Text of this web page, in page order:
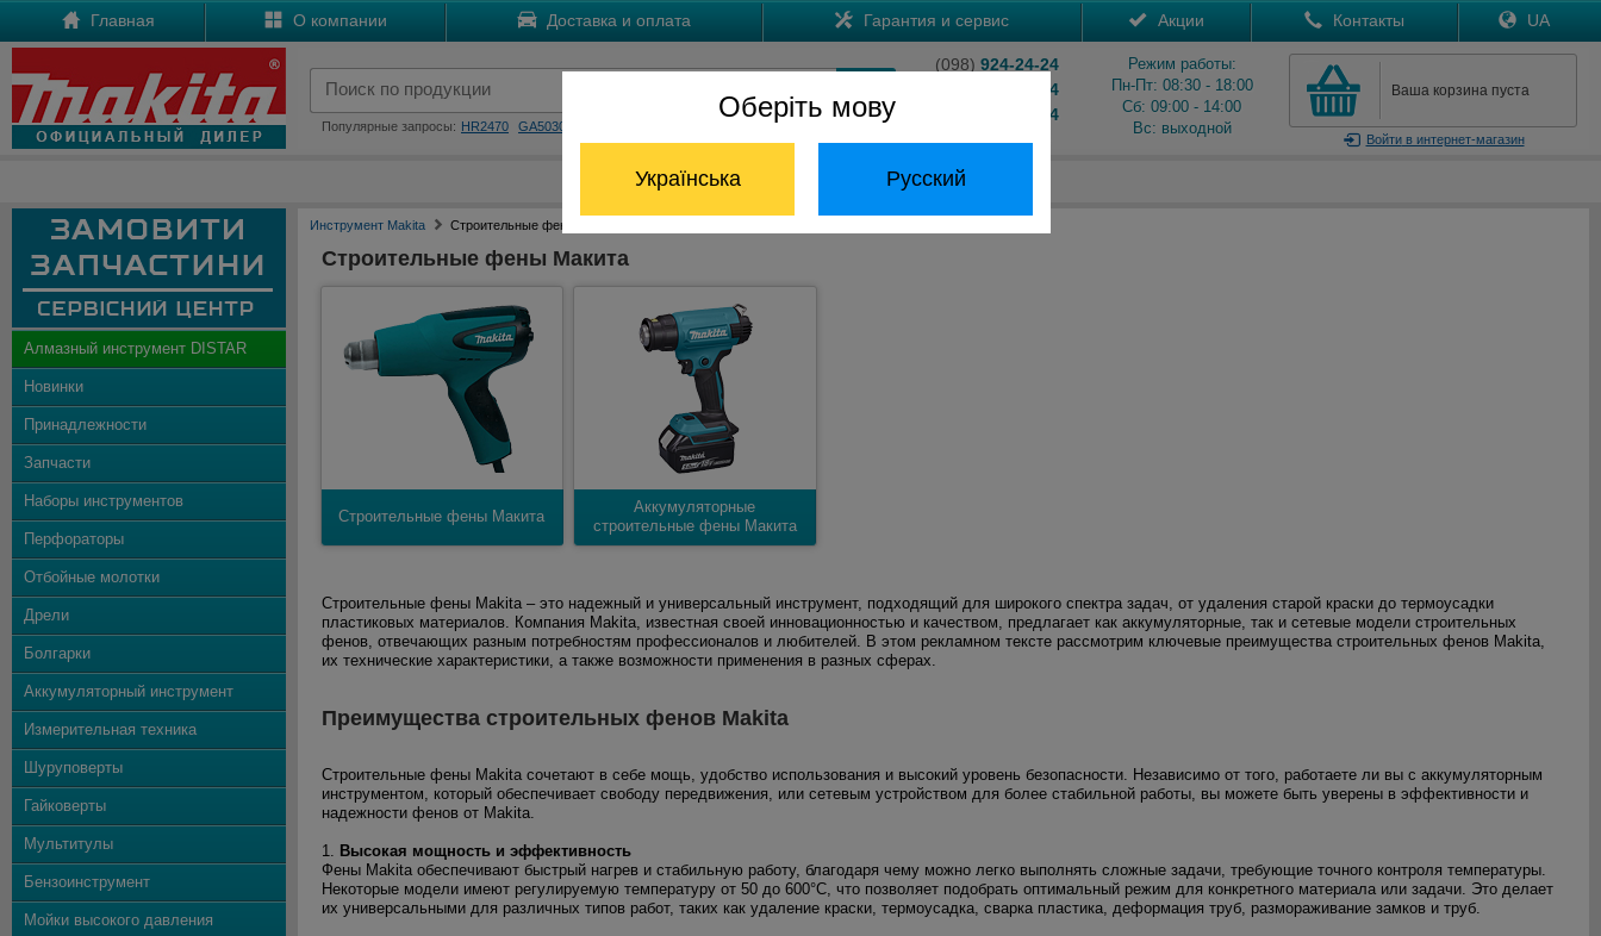
Оберіть мову
Українська Русский
Главная О компании Доставка и оплата Гарантия и сервис Акции Контакты UA
Популярные запросы: HR2470 GA5030
(098) 924-24-24
204-24-24
824-24-24
Режим работы:
Пн-Пт: 08:30 - 18:00
Сб: 09:00 - 14:00
Вс: выходной
Ваша корзина пуста
Войтив интернет-магазин
Отдел запчастей: (068) 824-24-24
Алмазный инструмент DISTAR
Новинки
Принадлежности
Запчасти
Наборы инструментов
Перфораторы
Отбойные молотки
Дрели
Болгарки
Аккумуляторный инструмент
Измерительная техника
Шуруповерты
Гайковерты
Мультитулы
Бензоинструмент
Мойки высокого давления
Инструмент Makita Строительные фены Макита
Строительные фены Макита
Строительные фены Макита
Аккумуляторные
строительные фены Макита
Строительные фены Makita – это надежный и универсальный инструмент, подходящий для широкого спектра задач, от удаления старой краски до термоусадки
пластиковых материалов. Компания Makita, известная своей инновационностью и качеством, предлагает как аккумуляторные, так и сетевые модели строительных
фенов, отвечающих разным потребностям профессионалов и любителей. В этом рекламном тексте рассмотрим ключевые преимущества строительных фенов Makita,
их технические характеристики, а также возможности применения в разных сферах.
Преимущества строительных фенов Makita
Строительные фены Makita сочетают в себе мощь, удобство использования и высокий уровень безопасности. Независимо от того, работаете ли вы с аккумуляторным
инструментом, который обеспечивает свободу передвижения, или сетевым устройством для более стабильной работы, вы можете быть уверены в эффективности и
надежности фенов от Makita.
1. Высокая мощность и эффективность
Фены Makita обеспечивают быстрый нагрев и стабильную работу, благодаря чему можно легко выполнять сложные задачи, требующие точного контроля температуры.
Некоторые модели имеют регулируемую температуру от 50 до 600°C, что позволяет подобрать оптимальный режим для конкретного материала или задачи. Это делает
их универсальными для различных типов работ, таких как удаление краски, термоусадка, сварка пластика, деформация труб, размораживание замков и труб.